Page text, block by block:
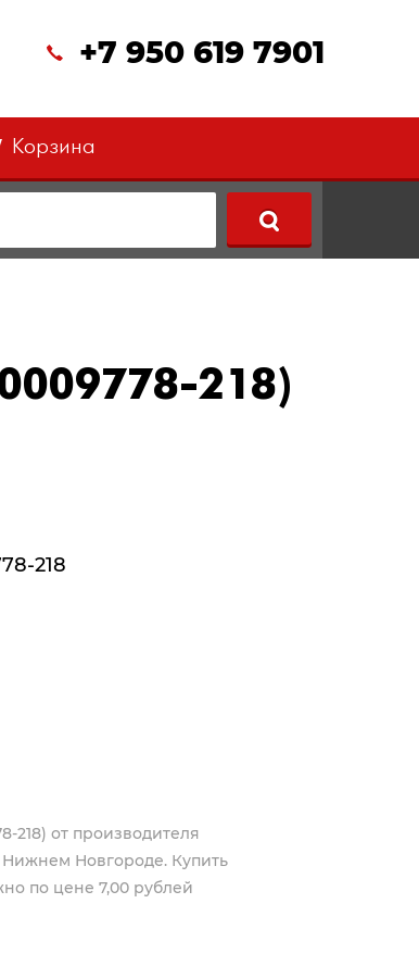
+7 950 619 7901
Корзина
218)
218
218) от производителя
Нижнем Новгороде. Купить
по цене 7,00 рублей